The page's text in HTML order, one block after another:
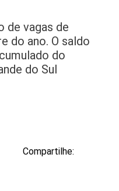
de vagas de
do ano. O saldo
do
do Sul
Compartilhe: